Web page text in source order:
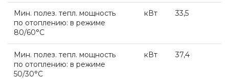
Настенные газовые котлы Baxi
Настенные конденсационные котлы Baxi
Запчасти Elko
Запчасти Giersch
Запчасти для котлов Ferroli
Мин. полез. тепл. мощность
по отоплению: в режиме
80/60°С
кВт 33,5
Мин. полез. тепл. мощность
по отоплению: в режиме
50/30°С
кВт 37,4